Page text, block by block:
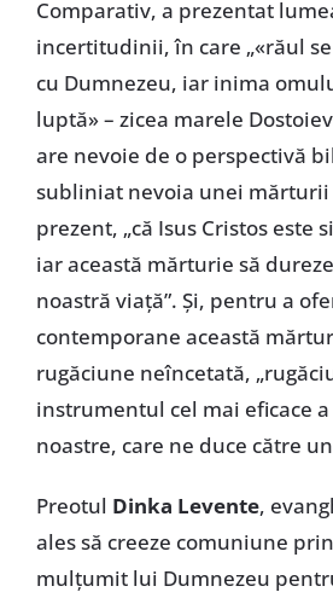
Comparativ, a prezentat
incertitudinii, în care „«răul
cu Dumnezeu, iar inima
luptă» – zicea marele
are nevoie de o perspectivă
subliniat nevoia unei
prezent, „că Isus Cristos este
iar această mărturie să
noastră viață”. Și, pentru a
contemporane această
rugăciune neîncetată,
instrumentul cel mai eficace
noastre, care ne duce către
Preotul Dinka Levente,
ales să creeze comuniune
mulțumit lui Dumnezeu